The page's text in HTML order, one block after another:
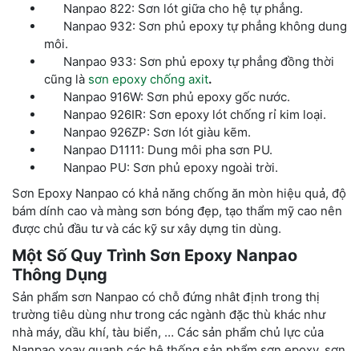
Nanpao 822: Sơn lót giữa cho hệ tự phẳng.
Nanpao 932: Sơn phủ epoxy tự phẳng không dung
môi.
Nanpao 933: Sơn phủ epoxy tự phẳng đồng thời
cũng là sơn epoxy chống axit.
Nanpao 916W: Sơn phủ epoxy gốc nước.
Nanpao 926IR: Sơn epoxy lót chống rỉ kim loại.
Nanpao 926ZP: Sơn lót giàu kẽm.
Nanpao D1111: Dung môi pha sơn PU.
Nanpao PU: Sơn phủ epoxy ngoài trời.
Sơn Epoxy Nanpao có khả năng chống ăn mòn hiệu quả, độ
bám dính cao và màng sơn bóng đẹp, tạo thẩm mỹ cao nên
được chủ đầu tư và các kỹ sư xây dựng tin dùng.
Một Số Quy Trình Sơn Epoxy Nanpao
Thông Dụng
Sản phẩm sơn Nanpao có chỗ đứng nhât định trong thị
trường tiêu dùng như trong các ngành đặc thù khác như
nhà máy, dầu khí, tàu biển, … Các sản phẩm chủ lực của